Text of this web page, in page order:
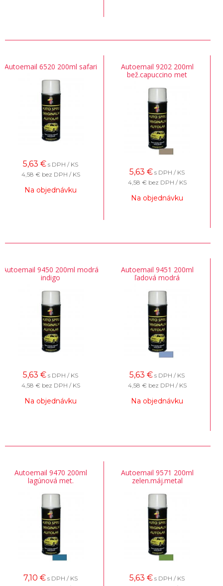
Autoemail 6520 200ml safari
5,63 € s DPH / KS
4,58 € bez DPH / KS
Na objednávku
Autoemail 9202 200ml
bež.capuccino met
5,63 € s DPH / KS
4,58 € bez DPH / KS
Na objednávku
Autoemail 9450 200ml modrá
indigo
5,63 € s DPH / KS
4,58 € bez DPH / KS
Na objednávku
Autoemail 9451 200ml
ľadová modrá
5,63 € s DPH / KS
4,58 € bez DPH / KS
Na objednávku
Autoemail 9470 200ml
lagúnová met.
7,10 € s DPH / KS
Autoemail 9571 200ml
zelen.máj.metal
5,63 € s DPH / KS